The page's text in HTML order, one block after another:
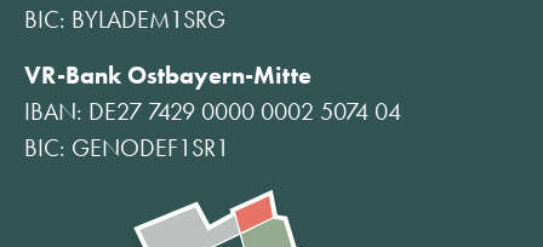
BIC: BYLADEM1SRG
VR-Bank Ostbayern-Mitte
IBAN: DE27 7429 0000 0002 5074 04
BIC: GENODEF1SR1